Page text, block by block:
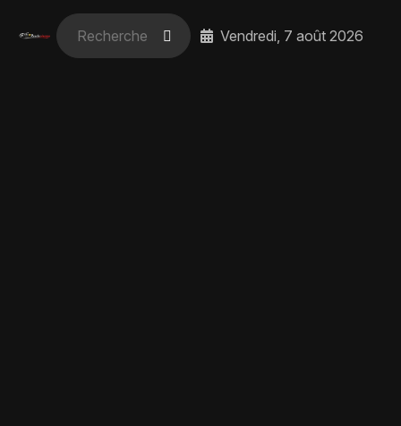
Vendredi, 7 août 2026